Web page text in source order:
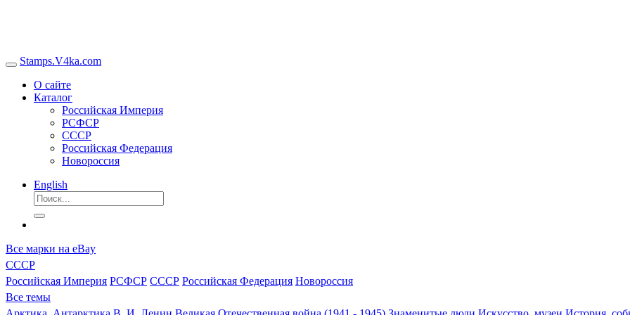
Stamps.V4ka.com
О сайте
Каталог
Российская Империя
РСФСР
СССР
Российская Федерация
Новороссия
English
Все марки на eBay
СССР
Российская Империя РСФСР СССР Российская Федерация Новороссия
Все темы